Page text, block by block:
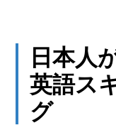
日本人
英語ス
グ